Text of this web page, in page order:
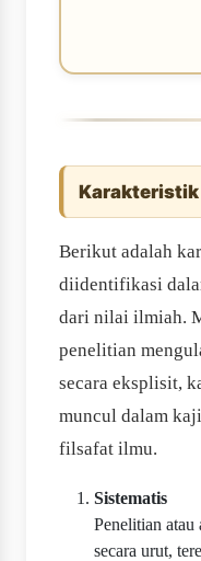
Karakteristik
Berikut adalah
diidentifikasi
dari nilai ilmiah.
penelitian
secara eksplisit,
muncul dalam
filsafat ilmu.
Sistematis
Penelitian
secara urut,